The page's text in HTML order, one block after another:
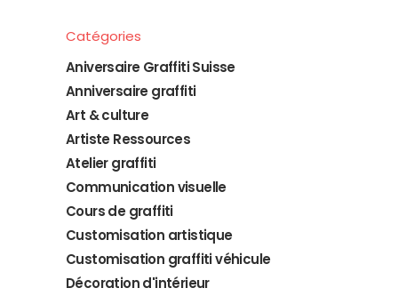
Catégories
Aniversaire Graffiti Suisse
Anniversaire graffiti
Art & culture
Artiste Ressources
Atelier graffiti
Communication visuelle
Cours de graffiti
Customisation artistique
Customisation graffiti véhicule
Décoration d'intérieur